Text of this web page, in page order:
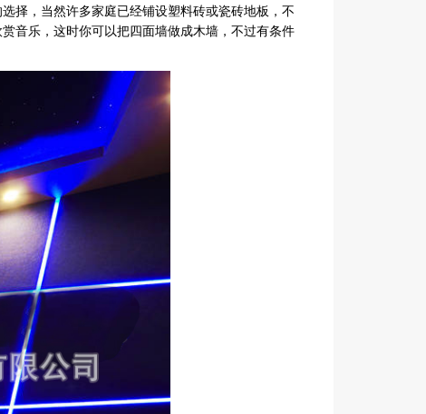
择，当然许多家庭已经铺设塑料砖或瓷砖地板，不
音乐，这时你可以把四面墙做成木墙，不过有条件